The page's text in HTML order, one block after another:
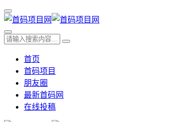
首页
首码项目
朋友圈
最新首码网
在线投稿